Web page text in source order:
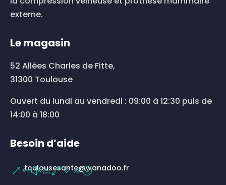
externe.
Le magasin
52 Allées Charles de Fitte,
31300 Toulouse
Ouvert du lundi au vendredi : 09:00 à 12:30 puis de
14:00 à 18:00
Besoin d’aide
toulousesante@wanadoo.fr